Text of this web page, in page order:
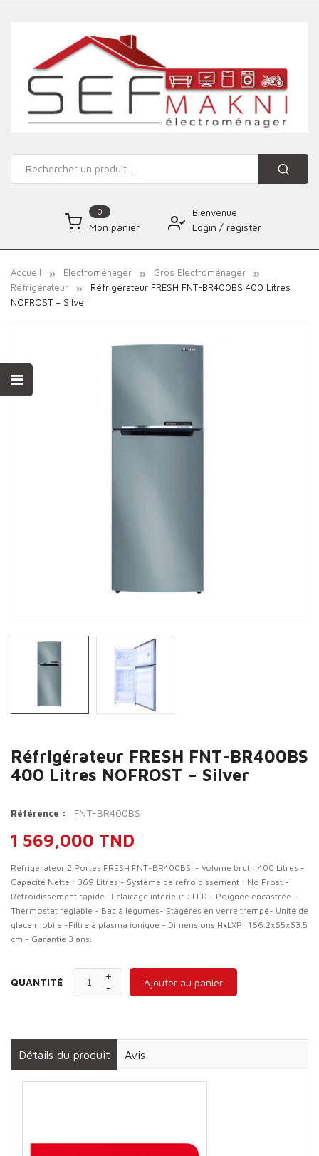
0
Mon panier
Bienvenue
Login / register
Accueil Electroménager
Gros Electroménager
Réfrigérateur
Réfrigérateur FRESH FNT-BR400BS 400 Litres
NOFROST – Silver
Réfrigérateur FRESH FNT-BR400BS
400 Litres NOFROST – Silver
Référence : FNT-BR400BS
1 569,000 TND
Réfrigérateur 2 Portes FRESH FNT-BR400BS - Volume brut : 400 Litres -
Capacité Nette : 369 Litres - Système de refroidissement : No Frost -
Refroidissement rapide- Eclairage intérieur : LED - Poignée encastrée -
Thermostat réglable - Bac à légumes- Étagères en verre trempé- Unité de
glace mobile -Filtre à plasma ionique - Dimensions HxLXP: 166.2x65x63.5
cm - Garantie 3 ans.
QUANTITÉ Ajouter au panier
Détails du produit Avis